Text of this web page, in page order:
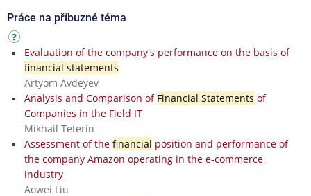
Práce na příbuzné téma
Evaluation of the company's performance on the basis of
financial statements
Artyom Avdeyev
Analysis and Comparison of Financial Statements of
Companies in the Field IT
Mikhail Teterin
Assessment of the financial position and performance of
the company Amazon operating in the e-commerce
industry
Aowei Liu